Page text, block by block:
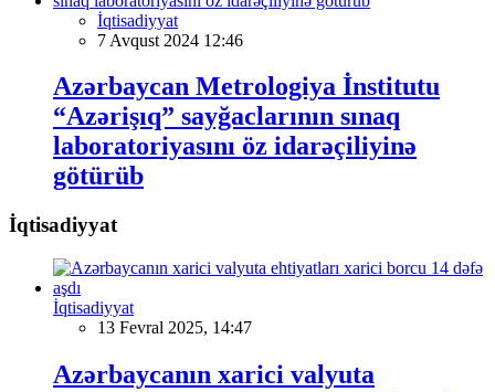
İqtisadiyyat
7 Avqust 2024 12:46
Azərbaycan Metrologiya İnstitutu
“Azərişıq” sayğaclarının sınaq
laboratoriyasını öz idarəçiliyinə
götürüb
İqtisadiyyat
İqtisadiyyat
13 Fevral 2025, 14:47
Azərbaycanın xarici valyuta